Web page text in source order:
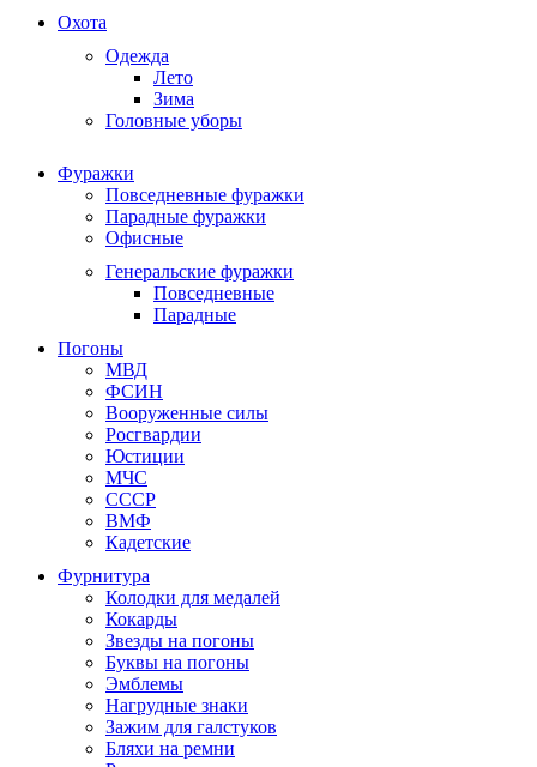
Охота
Одежда
Лето
Зима
Головные уборы
Фуражки
Повседневные фуражки
Парадные фуражки
Офисные
Генеральские фуражки
Повседневные
Парадные
Погоны
МВД
ФСИН
Вооруженные силы
Росгвардии
Юстиции
МЧС
СССР
ВМФ
Кадетские
Фурнитура
Колодки для медалей
Кокарды
Звезды на погоны
Буквы на погоны
Эмблемы
Нагрудные знаки
Зажим для галстуков
Бляхи на ремни